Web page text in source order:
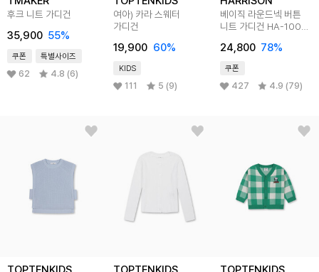
후크 니트 가디건
35,900 55%
쿠폰 특별사이즈
62 4.8 (6)
여아) 카라 스웨터
가디건
19,900 60%
KIDS
111 5 (9)
베이직 라운드넥 버튼
니트 가디건 HA-1001
24,800 78%
쿠폰
427 4.9 (79)